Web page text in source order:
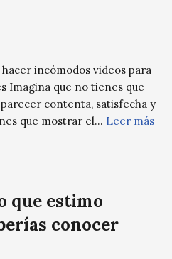
incómodos videos para
Imagina que no tienes que
contenta, satisfecha y
que mostrar el… Leer más
que estimo
conocer